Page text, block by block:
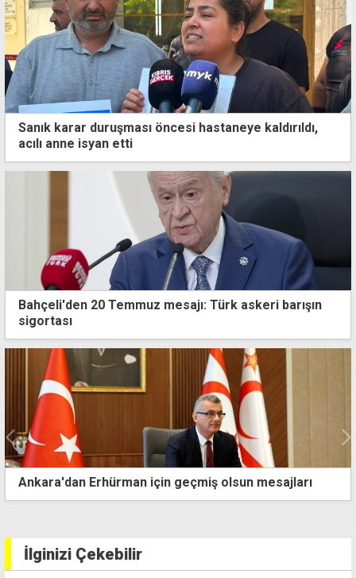
Sanık karar duruşması öncesi hastaneye kaldırıldı,
acılı anne isyan etti
Bahçeli'den 20 Temmuz mesajı: Türk askeri barışın
sigortası
Ankara'dan Erhürman için geçmiş olsun mesajları
İlginizi Çekebilir